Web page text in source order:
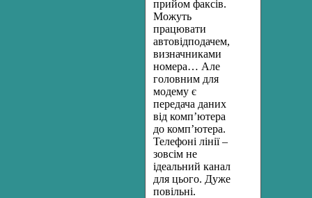
прийом факсів.
Можуть
працювати
автовідподачем,
визначниками
номера… Але
головним для
модему є
передача даних
від комп’ютера
до комп’ютера.
Телефоні лінії –
зовсім не
ідеальний канал
для цього. Дуже
повільні.